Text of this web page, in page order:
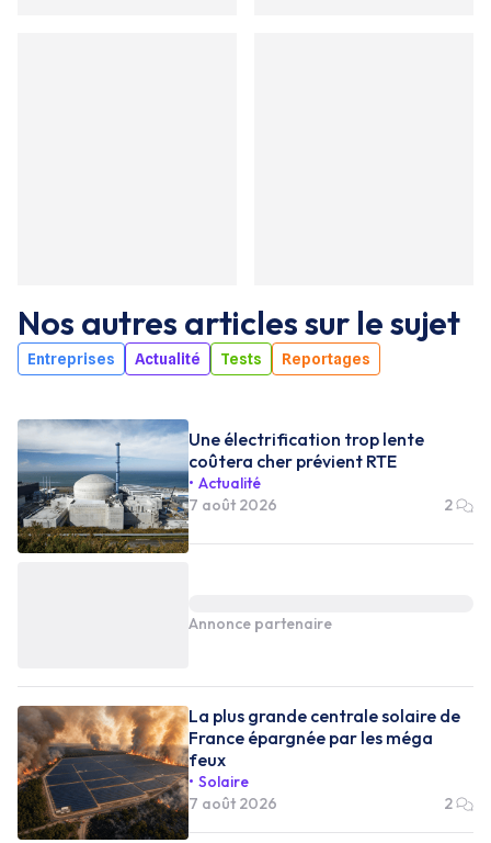
Nos autres articles sur le sujet
Entreprises Actualité Tests Reportages
Une électrification trop lente
coûtera cher prévient RTE
Actualité
7 août 2026
2
Annonce partenaire
La plus grande centrale solaire de
France épargnée par les méga
feux
Solaire
7 août 2026
2